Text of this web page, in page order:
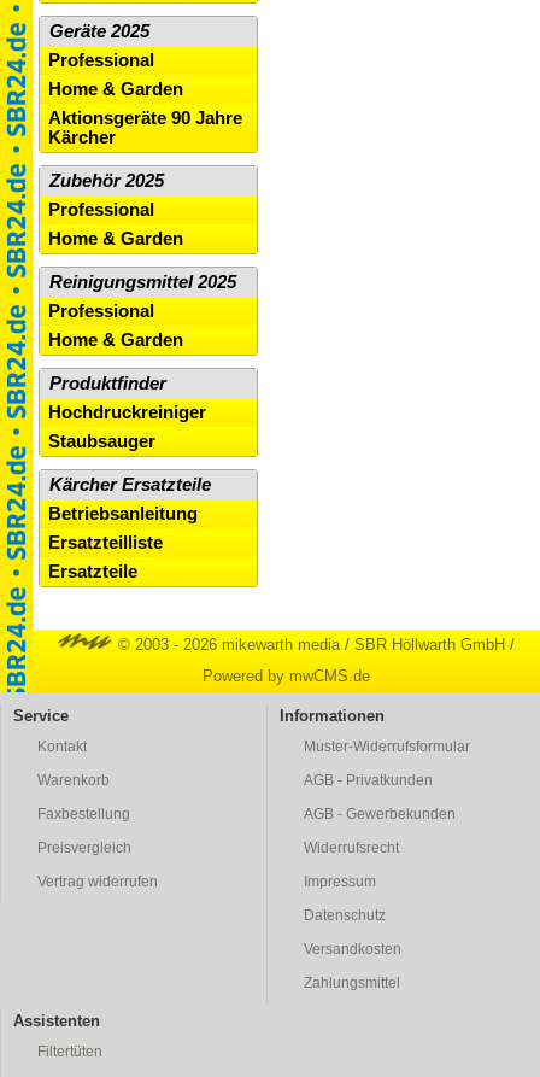
Geräte 2025
Professional
Home & Garden
Aktionsgeräte 90 Jahre
Kärcher
Zubehör 2025
Professional
Home & Garden
Reinigungsmittel 2025
Professional
Home & Garden
Produktfinder
Hochdruckreiniger
Staubsauger
Kärcher Ersatzteile
Betriebsanleitung
Ersatzteilliste
Ersatzteile
© 2003 - 2026 mikewarth media/ SBR Höllwarth GmbH /
Powered by mwCMS.de
Service
Kontakt
Warenkorb
Faxbestellung
Preisvergleich
Vertrag widerrufen
Informationen
Muster-Widerrufsformular
AGB - Privatkunden
AGB - Gewerbekunden
Widerrufsrecht
Impressum
Datenschutz
Versandkosten
Zahlungsmittel
Assistenten
Filtertüten